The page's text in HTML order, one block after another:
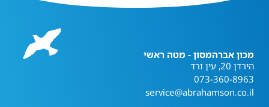
מכון אברהמסון - מטה ראשי
הירדן 20, עין ורד
073-360-8963
service@abrahamson.co.il